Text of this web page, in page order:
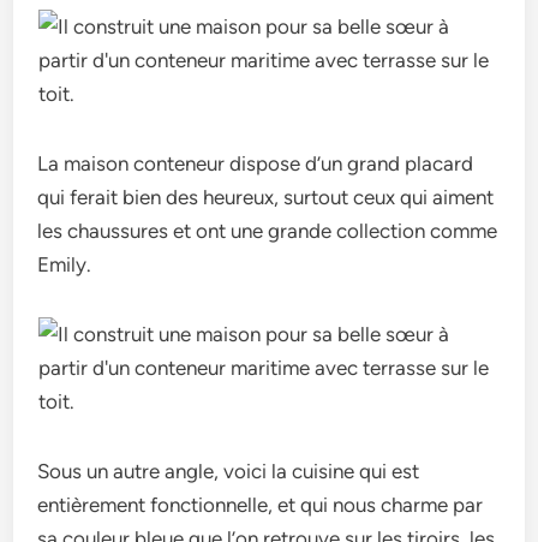
La maison conteneur dispose d’un grand placard
qui ferait bien des heureux, surtout ceux qui aiment
les chaussures et ont une grande collection comme
Emily.
Sous un autre angle, voici la cuisine qui est
entièrement fonctionnelle, et qui nous charme par